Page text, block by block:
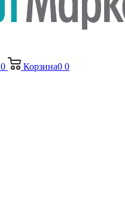
0 Корзина0 0